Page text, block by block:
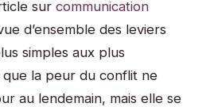
sur communication
d’ensemble des leviers
simples aux plus
la peur du conflit ne
au lendemain, mais elle se